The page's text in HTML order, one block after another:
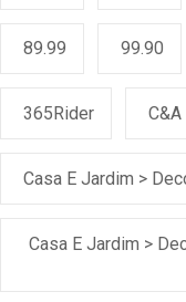
89.99 99.90
365Rider C&A
Casa E Jardim >
Casa E Jardim >